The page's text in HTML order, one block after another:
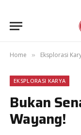
Home » Eksplorasi
EKSPLORASI KARYA
Bukan
Wayang!